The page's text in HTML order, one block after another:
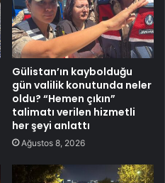
Gülistan’ın kaybolduğu
gün valilik konutunda neler
oldu? “Hemen çıkın”
talimatı verilen hizmetli
her şeyi anlattı
Ağustos 8, 2026